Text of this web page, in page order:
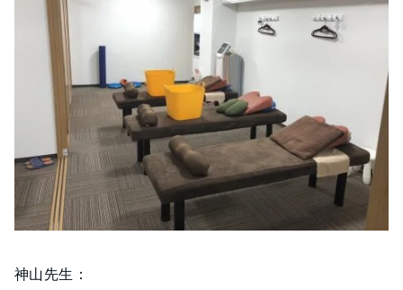
神山先生：